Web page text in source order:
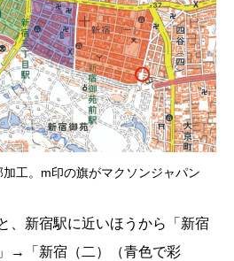
工。m印の旗がマクソンジャパン
、新宿駅に近いほうから「新宿
→「新宿（二）（青色で彩